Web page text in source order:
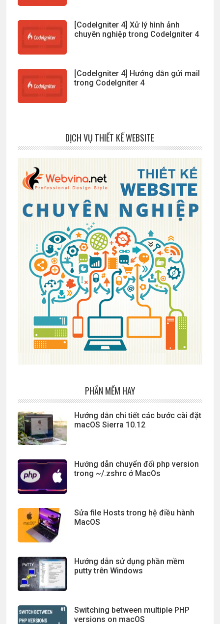
[CodeIgniter 4] Xử lý hình ảnh
chuyên nghiệp trong CodeIgniter 4
[CodeIgniter 4] Hướng dẫn gửi mail
trong CodeIgniter 4
DỊCH VỤ THIẾT KẾ WEBSITE
PHẦN MỀM HAY
Hướng dẫn chi tiết các bước cài đặt
macOS Sierra 10.12
Hướng dẫn chuyển đổi php version
trong ~/.zshrc ở MacOs
Sửa file Hosts trong hệ điều hành
MacOS
Hướng dẫn sử dụng phần mềm
putty trên Windows
Switching between multiple PHP
versions on macOS